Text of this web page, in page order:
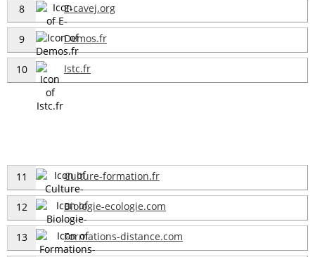
8 E-cavej.org
9 Demos.fr
10 Istc.fr
11 Culture-formation.fr
12 Biologie-ecologie.com
13 Formations-distance.com